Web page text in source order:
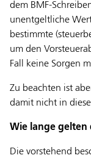
dem BMF-
unentgeltliche
bestimmte
um den
Fall keine Sorgen
Zu beachten ist
damit nicht in
Wie lange gelten
Die vorstehend